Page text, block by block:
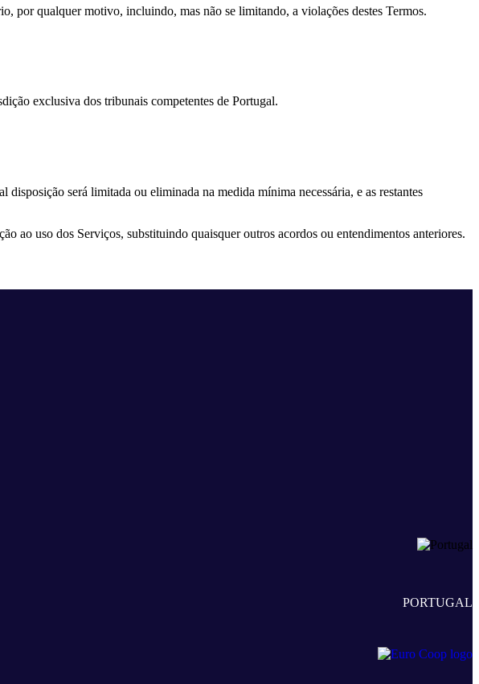
por qualquer motivo, incluindo, mas não se limitando, a violações destes Termos.
exclusiva dos tribunais competentes de Portugal.
será limitada ou eliminada na medida mínima necessária, e as restantes
ao uso dos Serviços, substituindo quaisquer outros acordos ou entendimentos anteriores.
PORTUGAL